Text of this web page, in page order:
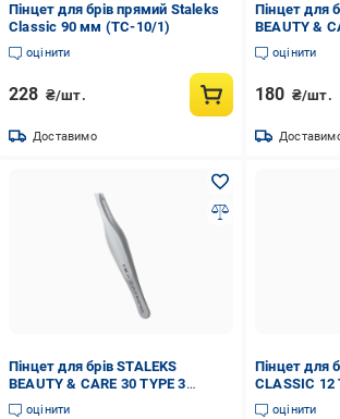
Пінцет для брів прямий Staleks
Classic 90 мм (TC-10/1)
оцінити
228 ₴/шт.
Доставимо
Пінцет для
BEAUTY &
вузький
оцінити
180 ₴/шт.
Пінцет для брів STALEKS
BEAUTY & CARE 30 TYPE 3
широкий скошений (TBC-30/3)
оцінити
Пінцет для
CLASSIC 12
скошений
оцінити